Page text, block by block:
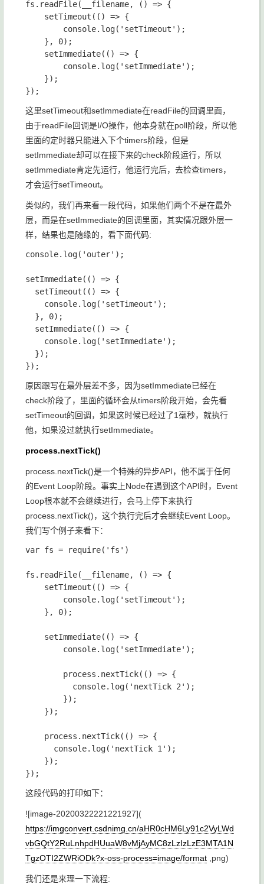
fs.readFile(__filename, () => {
    setTimeout(() => {
        console.log('setTimeout');
    }, 0);
    setImmediate(() => {
        console.log('setImmediate');
    });
这里setTimeout和setImmediate在readFile的回调里面，
由于readFile回调是I/O操作，他本身就在poll阶段，所以他
里面的定时器只能进入下个timers阶段，但是
setImmediate却可以在接下来的check阶段运行，所以
setImmediate肯定先运行，他运行完后，去检查timers，
才会运行setTimeout。
类似的，我们再来看一段代码，如果他们两个不是在最外
层，而是在setImmediate的回调里面，其实情况跟外层一
样，结果也是随缘的，看下面代码:
console.log('outer');
setImmediate(() => {
  setTimeout(() => {
    console.log('setTimeout');
  }, 0);
  setImmediate(() => {
    console.log('setImmediate');
  });
原因跟写在最外层差不多，因为setImmediate已经在
check阶段了，里面的循环会从timers阶段开始，会先看
setTimeout的回调，如果这时候已经过了1毫秒，就执行
他，如果没过就执行setImmediate。
process.nextTick()
process.nextTick()是一个特殊的异步API，他不属于任何
的Event Loop阶段。事实上Node在遇到这个API时，Event
Loop根本就不会继续进行，会马上停下来执行
process.nextTick()，这个执行完后才会继续Event Loop。
我们写个例子来看下：
var fs = require('fs')
fs.readFile(__filename, () => {
    setTimeout(() => {
        console.log('setTimeout');
    }, 0);
    setImmediate(() => {
        console.log('setImmediate');
        process.nextTick(() => {
          console.log('nextTick 2');
        });
    });
    process.nextTick(() => {
      console.log('nextTick 1');
    });
这段代码的打印如下：
![image-20200322221221927](
https://imgconvert.csdnimg.cn/aHR0cHM6Ly91c2VyLWd
vbGQtY2RuLnhpdHUuaW8vMjAyMC8zLzIzLzE3MTA1N
TgzOTI2ZWRiODk?x-oss-process=image/format ,png)
我们还是来理一下流程: